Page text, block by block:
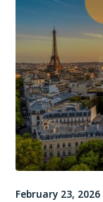
February 23, 2026